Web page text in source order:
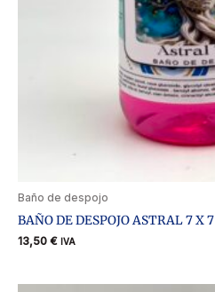
Baño de despojo
BAÑO DE DESPOJO ASTRAL 7 X 7
13,50 € IVA